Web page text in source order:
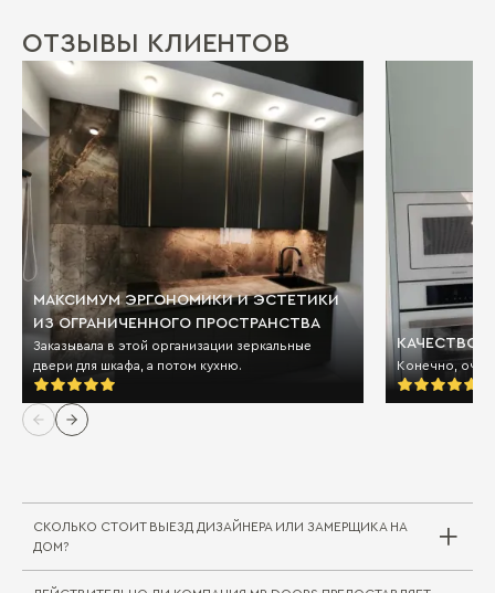
ОТЗЫВЫ КЛИЕНТОВ
МАКСИМУМ ЭРГОНОМИКИ И ЭСТЕТИКИ
ИЗ ОГРАНИЧЕННОГО ПРОСТРАНСТВА
Заказывала в этой организации зеркальные
двери для шкафа, а потом кухню.
КАЧЕСТВО
Конечно,
СКОЛЬКО СТОИТ ВЫЕЗД ДИЗАЙНЕРА ИЛИ ЗАМЕРЩИКА НА
ДОМ?